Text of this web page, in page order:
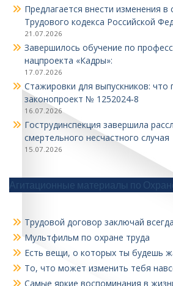
Предлагается внести изменения в
Трудового кодекса Российской
21.07.2026
Завершилось обучение по
нацпроекта «Кадры»:
17.07.2026
Стажировки для выпускников: что
законопроект № 1252024‑8
16.07.2026
Гострудинспекция завершила
смертельного несчастного случая
15.07.2026
Агитационные материалы по
Трудовой договор заключай
Мультфильм по охране труда
Есть вещи, о которых ты будешь
То, что может изменить тебя
Самые яркие воспоминания в